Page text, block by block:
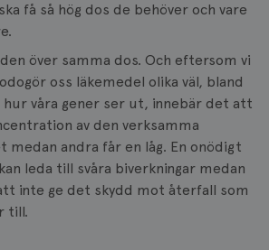
få så hög dos de behöver och vare
över samma dos. Och eftersom vi
oss läkemedel olika väl, bland
hur våra gener ser ut, innebär det att
av den verksamma
medan andra får en låg. En onödigt
leda till svåra biverkningar medan
inte ge det skydd mot återfall som
till.